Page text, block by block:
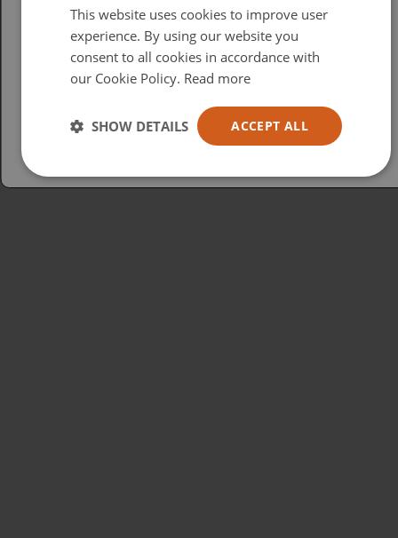
British
USA
Español
This website uses cookies to improve user
experience. By using our website you
consent to all cookies in accordance with
our Cookie Policy. Read more
ACCEPT ALL
SHOW DETAILS